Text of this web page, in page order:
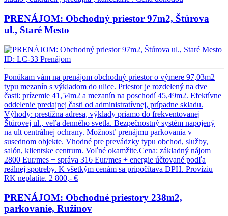
PRENÁJOM: Obchodný priestor 97m2, Štúrova
ul., Staré Mesto
ID: LC-33 Prenájom
Ponúkam vám na prenájom obchodný priestor o výmere 97,03m2
typu mezanín s výkladom do ulice. Priestor je rozdelený na dve
časti: prízemie 41,54m2 a mezanín na poschodí 45,49m2. Efektívne
oddelenie predajnej časti od administratívnej, prípadne skladu.
Výhody: prestížna adresa, výklady priamo do frekventovanej
Štúrovej ul., veľa denného svetla. Bezpečnostný systém napojený
na ult centrálnej ochrany. Možnosť prenájmu parkovania v
susednom objekte. Vhodné pre prevádzky typu obchod, služby,
salón, klientske centrum. Voľné okamžite.Cena: základný nájom
2800 Eur/mes + správa 316 Eur/mes + energie účtované podľa
reálnej spotreby. K všetkým cenám sa pripočítava DPH. Províziu
RK neplatíte. 2 800,- €
PRENÁJOM: Obchodné priestory 238m2,
parkovanie, Ružinov